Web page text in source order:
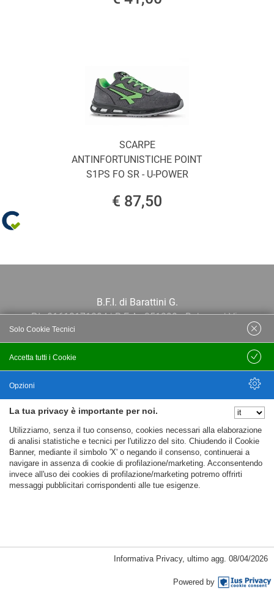
SCARPE
ANTINFORTUNISTICHE POINT
S1PS FO SR - U-POWER
€ 87,50
B.F.I. di Barattini G.
P.I.: 01613171204 | R.E.A.: 351290 - Bologna | Via
Po 13E, 40139, Bologna | Telefono: 051
444638 | Email: bfi@bfi.bo.it
Privacy policy
Cookie policy
Passepartout
La tua privacy è importante per noi.
Utilizziamo, senza il tuo consenso, cookies necessari alla elaborazione
di analisi statistiche e tecnici per l'utilizzo del sito. Chiudendo il Cookie
Banner, mediante il simbolo 'X' o negando il consenso, continuerai a
navigare in assenza di cookie di profilazione/marketing. Acconsentendo
invece all'uso dei cookies di profilazione/marketing potremo offrirti
messaggi pubblicitari corrispondenti alle tue esigenze.
Cookie Necessari, Tecnici di Sessione
Accetta tutti i Cookie
Solo Cookie Tecnici
Salva
Opzioni
Nascondi Opzioni
Informativa Privacy, ultimo agg. 08/04/2026
Powered by